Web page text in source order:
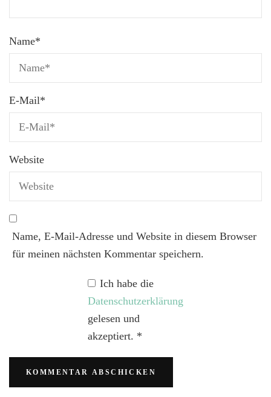
Name*
E-Mail*
Website
Name, E-Mail-Adresse und Website in diesem Browser
für meinen nächsten Kommentar speichern.
Ich habe die
Datenschutzerklärung
gelesen und
akzeptiert. *